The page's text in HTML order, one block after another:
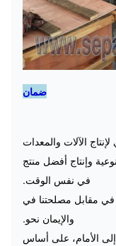
ضمان
الآلات والمعدات
وإنتاج أفضل منتج
في نفس الوقت.
مقابل مصلحتنا في
والإيمان نحو.
الأمام، على أساس